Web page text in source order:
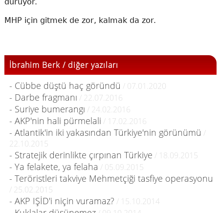
MHP için gitmek de zor, kalmak da zor.
İbrahim Berk / diğer yazıları
- Cübbe düştü haç göründü / 07.01.2020
- Darbe fragmanı / 22.07.2016
- Suriye bumerangı / 24.02.2016
- AKP'nin hali pürmelali / 17.02.2016
- Atlantik'in iki yakasından Türkiye'nin görünümü /
22.10.2015
- Stratejik derinlikte çırpınan Türkiye / 18.09.2015
- Ya felakete, ya felaha / 05.09.2015
- Teröristleri takviye Mehmetçiği tasfiye operasyonu
/ 25.02.2015
- AKP IŞİD'i niçin vuramaz? / 15.10.2014